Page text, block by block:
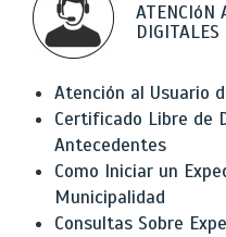
ATENCIóN
DIGITALES
Atención al Usuario
Certificado Libre de
Antecedentes
Como Iniciar un
Municipalidad
Consultas Sobre